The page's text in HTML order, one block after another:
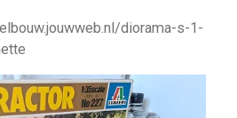
diorama-s-1-